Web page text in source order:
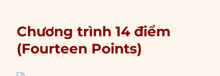
Chương trình 14 điểm
(Fourteen Points)